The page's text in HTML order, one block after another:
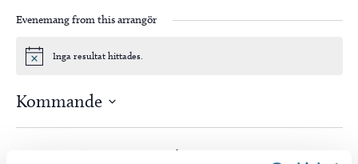
Evenemang from this arrangör
Notis Inga resultat hittades.
Kommande
Välj
Idag